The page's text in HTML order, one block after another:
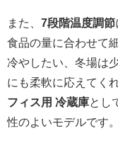
また、 7段階温度調節
食品の量に合わせて
冷やしたい、冬場は
にも柔軟に応えてく
フィス用 冷蔵庫とし
性のよいモデルです。